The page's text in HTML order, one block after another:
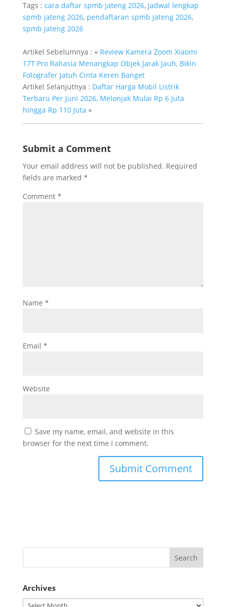
Tags : cara daftar spmb jateng 2026, jadwal lengkap
spmb jateng 2026, pendaftaran spmb jateng 2026,
spmb jateng 2026
Artikel Sebelumnya : « Review Kamera Zoom Xiaomi
17T Pro Rahasia Menangkap Objek Jarak Jauh, Bikin
Fotografer Jatuh Cinta Keren Banget
Artikel Selanjutnya : Daftar Harga Mobil Listrik
Terbaru Per Juni 2026, Melonjak Mulai Rp 6 Juta
hingga Rp 110 Juta »
Submit a Comment
Your email address will not be published. Required
fields are marked *
Comment *
Name *
Email *
Website
Save my name, email, and website in this
browser for the next time I comment.
Archives
Archives